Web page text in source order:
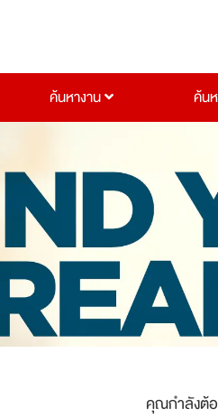
ค้นหางาน ค้น
คุณกำลังต้อ